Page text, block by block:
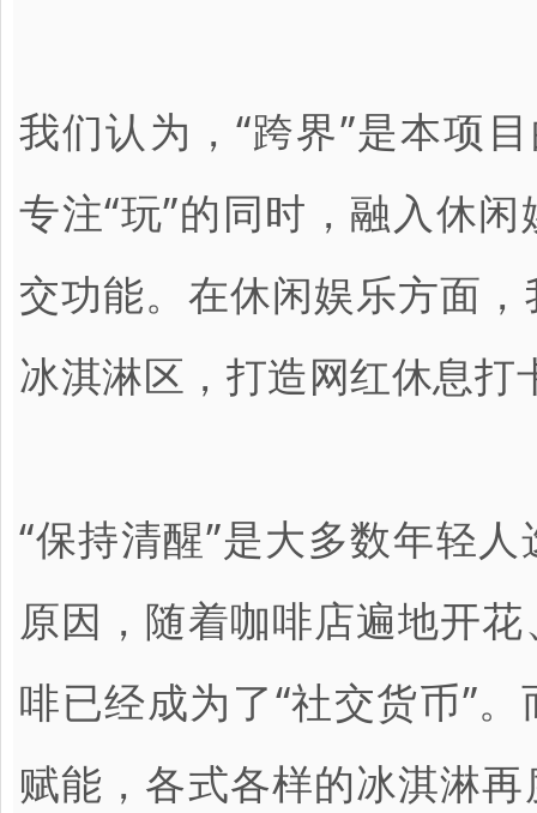
我们认为，“跨界”是本项
专注“玩”的同时，融入休
交功能。在休闲娱乐方面
冰淇淋区，打造网红休息打
“保持清醒”是大多数年轻
原因，随着咖啡店遍地开
啡已经成为了“社交货币”
赋能，各式各样的冰淇淋